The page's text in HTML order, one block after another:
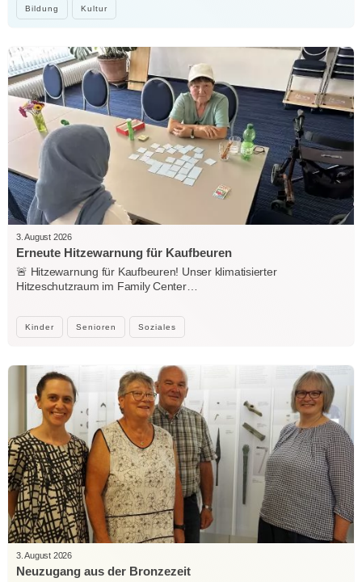
Bildung Kultur
Kinder Senioren Soziales
3. August 2026
Erneute Hitzewarnung für Kaufbeuren
🚨 Hitzewarnung für Kaufbeuren! Unser klimatisierter
Hitzeschutzraum im Family Center…
3. August 2026
Neuzugang aus der Bronzezeit